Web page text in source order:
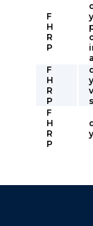
F
H
R
P
F
H
R
P
F
H
R
P